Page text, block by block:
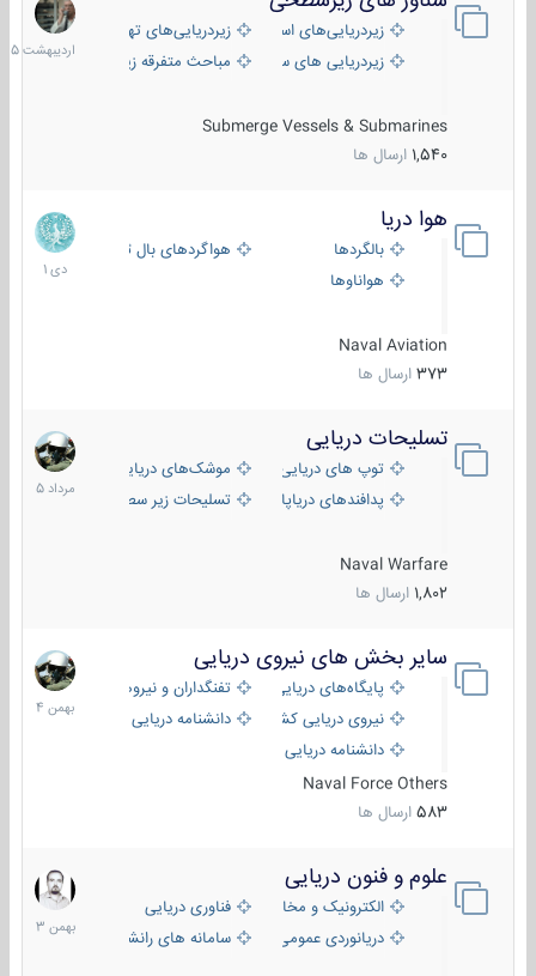
زیردریایی‌های استراتژیکزیردریایی‌های تهاجمی
زیردریایی های سبک
مباحث متفرقه زیرسطحی
Submerge Vessels & Submarines
1,540 ارسال ها
1405
هوا دریا
بالگردها
هواگردهای بال ثابت
هواناوها
Naval Aviation
373 ارسال ها
12
دی
1401
تسلیحات دریایی
توپ های دریایی
موشک‌های دریایی
پدافندهای دریاپایه
تسلیحات زیر سطحی
Naval Warfare
1,802 ارسال ها
2
مرداد
1405
سایر بخش های نیروی دریایی
پایگاه‌های دریایی
تفنگداران و نیروهای ویژه‌ی دریایی
نیروی دریایی کشورهای مختلفدانشنامه دریایی
دانشنامه دریایی کپی
Naval Force Others
583 ارسال ها
22
بهمن
1404
علوم و فنون دریایی
الکترونیک و مخابرات دریاییفناوری دریایی
دریانوردی عمومی
سامانه های رانشی دریایی
6
بهمن
1403